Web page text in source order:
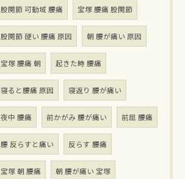
股関節 可動域 腰痛 宝塚 腰痛 股関節
股関節 硬い 腰痛 原因 朝 腰が痛い 原因
宝塚 腰痛 朝 起きた時 腰痛
寝ると腰痛 原因 寝返り 腰が痛い
夜中 腰痛 前かがみ 腰が痛い 前屈 腰痛
腰 反らすと痛い 反らす 腰痛
宝塚 朝 腰痛 朝 腰が痛い 宝塚